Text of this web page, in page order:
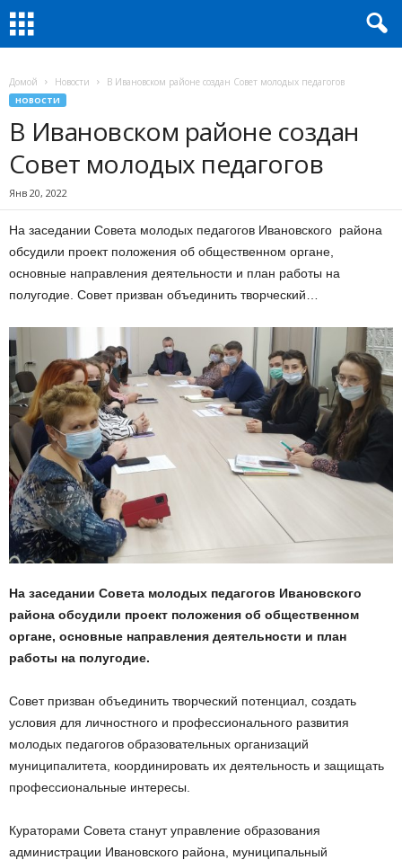
Домой Новости В Ивановском районе создан Совет молодых педагогов
НОВОСТИ
В Ивановском районе создан
Совет молодых педагогов
Янв 20, 2022
На заседании Совета молодых педагогов Ивановского района
обсудили проект положения об общественном органе,
основные направления деятельности и план работы на
полугодие. Совет призван объединить творческий…
На заседании Совета молодых педагогов Ивановского
района обсудили проект положения об общественном
органе, основные направления деятельности и план
работы на полугодие.
Совет призван объединить творческий потенциал, создать
условия для личностного и профессионального развития
молодых педагогов образовательных организаций
муниципалитета, координировать их деятельность и защищать
профессиональные интересы.
Кураторами Совета станут управление образования
администрации Ивановского района, муниципальный